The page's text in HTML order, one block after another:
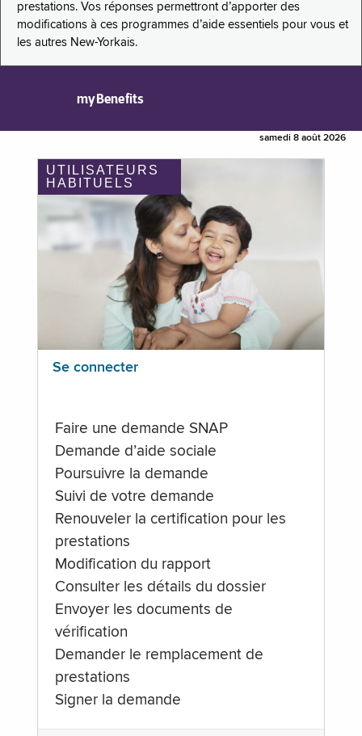
prestations. Vos réponses permettront d’apporter des
modifications à ces programmes d’aide essentiels pour vous et
les autres New-Yorkais.
myBenefits
samedi 8 août 2026
UTILISATEURS
HABITUELS
Se connecter
Faire une demande SNAP
Demande d’aide sociale
Poursuivre la demande
Suivi de votre demande
Renouveler la certification pour les
prestations
Modification du rapport
Consulter les détails du dossier
Envoyer les documents de
vérification
Demander le remplacement de
prestations
Signer la demande